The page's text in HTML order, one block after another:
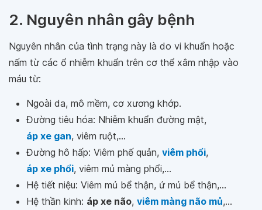
2. Nguyên nhân gây bệnh
Nguyên nhân của tình trạng này là do vi khuẩn hoặc
nấm từ các ổ nhiễm khuẩn trên cơ thể xâm nhập vào
máu từ:
Ngoài da, mô mềm, cơ xương khớp.
Đường tiêu hóa: Nhiễm khuẩn đường mật,
áp xe gan, viêm ruột,...
Đường hô hấp: Viêm phế quản, viêm phổi,
áp xe phổi, viêm mủ màng phổi,...
Hệ tiết niệu: Viêm mủ bể thận, ứ mủ bể thận,...
Hệ thần kinh: áp xe não, viêm màng não mủ,...